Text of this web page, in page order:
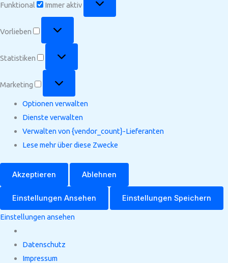
Funktional
Immer aktiv
Vorlieben
Statistiken
Marketing
Optionen verwalten
Dienste verwalten
Verwalten von {vendor_count}-Lieferanten
Lese mehr über diese Zwecke
Akzeptieren Ablehnen
Einstellungen Ansehen Einstellungen Speichern
Einstellungen ansehen
Datenschutz
Impressum